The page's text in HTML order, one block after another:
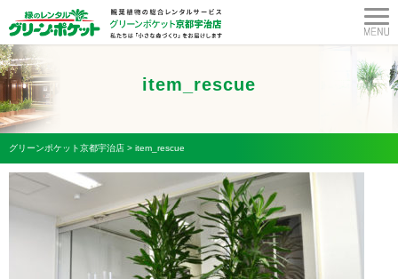
item_rescue
グリーンポケット京都宇治店 > item_rescue